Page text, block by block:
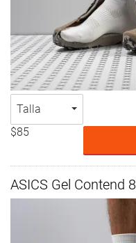
Talla
$85
ASICS Gel Contend 8